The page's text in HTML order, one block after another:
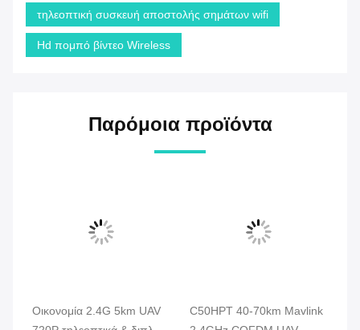
τηλεοπτική συσκευή αποστολής σημάτων wifi
Hd πομπό βίντεο Wireless
Παρόμοια προϊόντα
Οικονομία 2.4G 5km UAV
C50HPT 40-70km Mavlink